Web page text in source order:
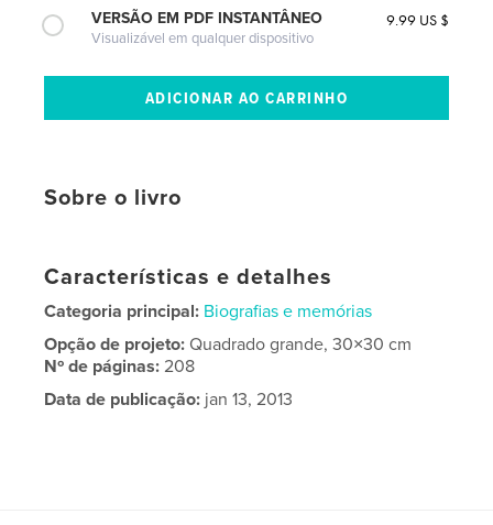
VERSÃO EM PDF INSTANTÂNEO
Visualizável em qualquer dispositivo
9.99 US $
Sobre o livro
Características e detalhes
Categoria principal: Biografias e memórias
Opção de projeto:Quadrado grande, 30×30 cm
Nº de páginas:208
Data de publicação: jan 13, 2013